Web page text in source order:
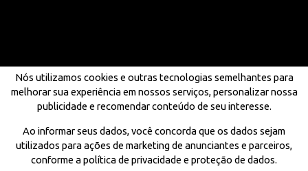
Nós utilizamos cookies e outras tecnologias semelhantes para
melhorar sua experiência em nossos serviços, personalizar nossa
publicidade e recomendar conteúdo de seu interesse.
Ao informar seus dados, você concorda que os dados sejam
utilizados para ações de marketing de anunciantes e parceiros,
conforme a política de privacidade e proteção de dados.